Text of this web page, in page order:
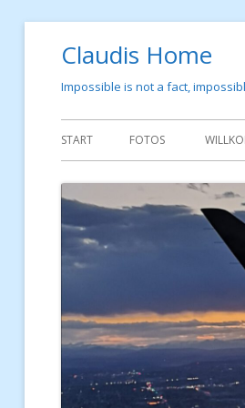
Claudis Home
Impossible is not a fact,
Primäres
Menü
START FOTOS